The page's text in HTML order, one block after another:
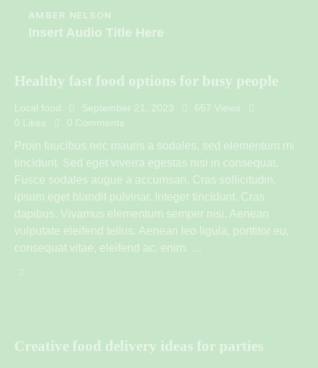
AMBER NELSON
Insert Audio Title Here
Healthy fast food options for busy people
Local food September 21, 2023 657 Views
0 Likes 0 Comments
Proin faucibus nec mauris a sodales, sed elementum mi
tincidunt. Sed eget viverra egestas nisi in consequat.
Fusce sodales augue a accumsan. Cras sollicitudin,
ipsum eget blandit pulvinar. Integer tincidunt. Cras
dapibus. Vivamus elementum semper nisi. Aenean
vulputate eleifend tellus. Aenean leo ligula, porttitor eu,
consequat vitae, eleifend ac, enim. …
Creative food delivery ideas for parties